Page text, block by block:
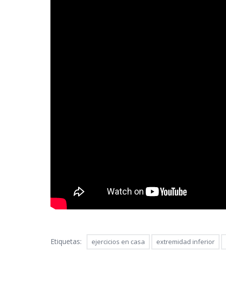
Etiquetas: ejercicios en casa extremidad inferior